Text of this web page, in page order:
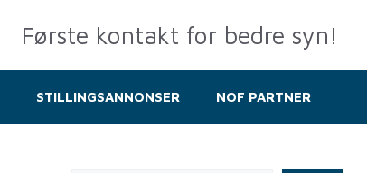
Første kontakt for bedre syn!
STILLINGSANNONSER NOF PARTNER